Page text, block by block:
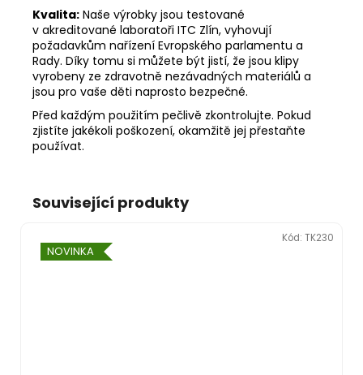
Kvalita: Naše výrobky jsou testované
v akreditované laboratoři ITC Zlín, vyhovují
požadavkům nařízení Evropského parlamentu a
Rady. Díky tomu si můžete být jistí, že jsou klipy
vyrobeny ze zdravotně nezávadných materiálů a
jsou pro vaše děti naprosto bezpečné.
Před každým použitím pečlivě zkontrolujte. Pokud
zjistíte jakékoli poškození, okamžitě jej přestaňte
používat.
Související produkty
NOVINKA
Kód: TK230